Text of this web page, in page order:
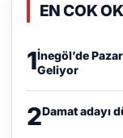
EN COK
1İnegöl’de
Geliyor
2Damat adayı